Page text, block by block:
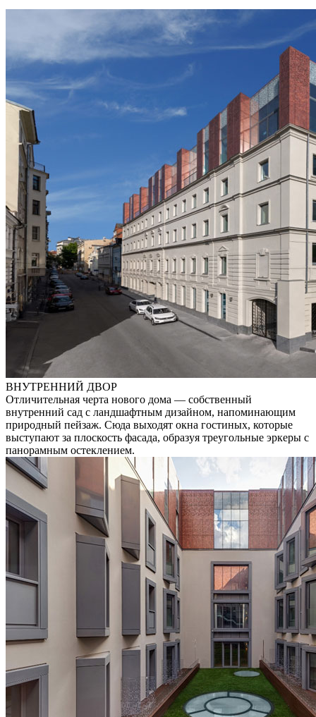
ВНУТРЕННИЙ ДВОР
Отличительная черта нового дома — собственный
внутренний сад с ландшафтным дизайном, напоминающим
природный пейзаж. Сюда выходят окна гостиных, которые
выступают за плоскость фасада, образуя треугольные эркеры с
панорамным остеклением.